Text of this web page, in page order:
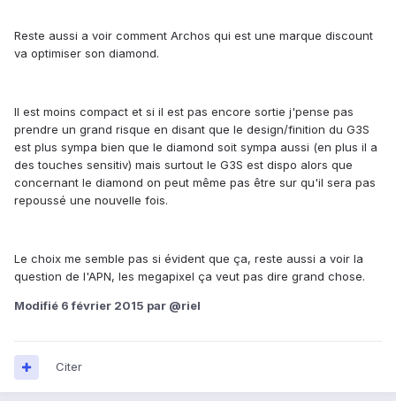
Reste aussi a voir comment Archos qui est une marque discount
va optimiser son diamond.
Il est moins compact et si il est pas encore sortie j'pense pas
prendre un grand risque en disant que le design/finition du G3S
est plus sympa bien que le diamond soit sympa aussi (en plus il a
des touches sensitiv) mais surtout le G3S est dispo alors que
concernant le diamond on peut même pas être sur qu'il sera pas
repoussé une nouvelle fois.
Le choix me semble pas si évident que ça, reste aussi a voir la
question de l'APN, les megapixel ça veut pas dire grand chose.
Modifié 6 février 2015 par @riel
Citer